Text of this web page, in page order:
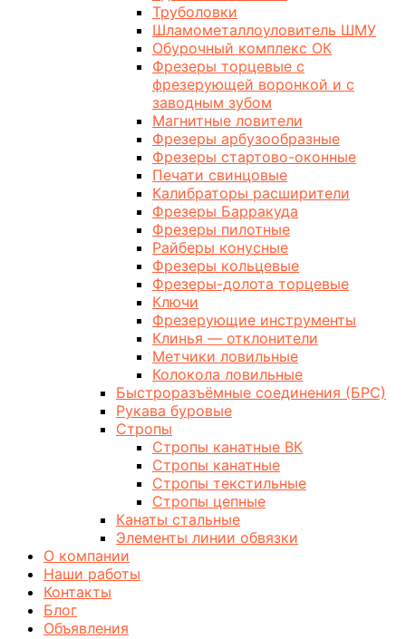
Труболовки
Шламометаллоуловитель ШМУ
Обурочный комплекс ОК
Фрезеры торцевые с
фрезерующей воронкой и с
заводным зубом
Магнитные ловители
Фрезеры арбузообразные
Фрезеры стартово-оконные
Печати свинцовые
Калибраторы расширители
Фрезеры Барракуда
Фрезеры пилотные
Райберы конусные
Фрезеры кольцевые
Фрезеры-долота торцевые
Ключи
Фрезерующие инструменты
Клинья — отклонители
Метчики ловильные
Колокола ловильные
Быстроразъёмные соединения (БРС)
Рукава буровые
Стропы
Стропы канатные ВК
Стропы канатные
Стропы текстильные
Стропы цепные
Канаты стальные
Элементы линии обвязки
О компании
Наши работы
Контакты
Блог
Объявления